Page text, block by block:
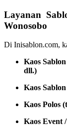
Layanan
Wonosobo
Di Inisablon.com,
Kaos
dll.)
Kaos
Kaos Polos
Kaos Event